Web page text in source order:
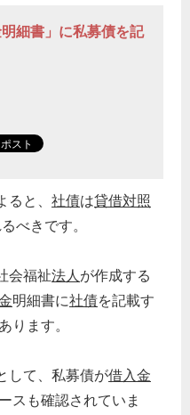
細書」に私募債を記
ると、 社債は貸借対照
べきです。
会福祉法人が作成する
明細書に社債を記載す
ります。
して、私募債が借入金
スも確認されていま